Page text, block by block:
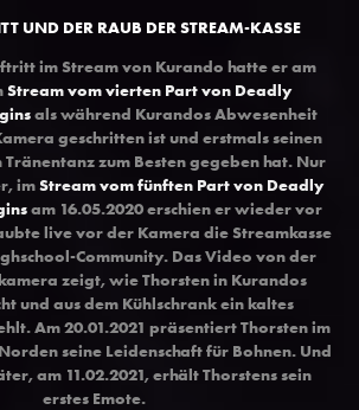
UND DER RAUB DER STREAM-KASSE
im Stream von Kurando hatte er am
Stream vom vierten Part von Deadly
als während Kurandos Abwesenheit
geschritten ist und erstmals seinen
zum Besten gegeben hat. Nur
imStream vom fünften Part von Deadly
am 16.05.2020 erschien er wieder vor
live vor der Kamera die Streamkasse
hschool-Community. Das Video von der
zeigt, wie Thorsten in Kurandos
und aus dem Kühlschrank ein kaltes
Am 20.01.2021 präsentiert Thorsten im
seine Leidenschaft für Bohnen. Und
am 11.02.2021, erhält Thorstens sein
erstes Emote.